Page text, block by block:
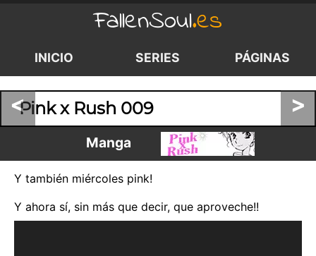
FallenSoul.es
INICIO SERIES PÁGINAS
< >
Pink x Rush 009
Manga
Y también miércoles pink!
Y ahora sí, sin más que decir, que aproveche!!